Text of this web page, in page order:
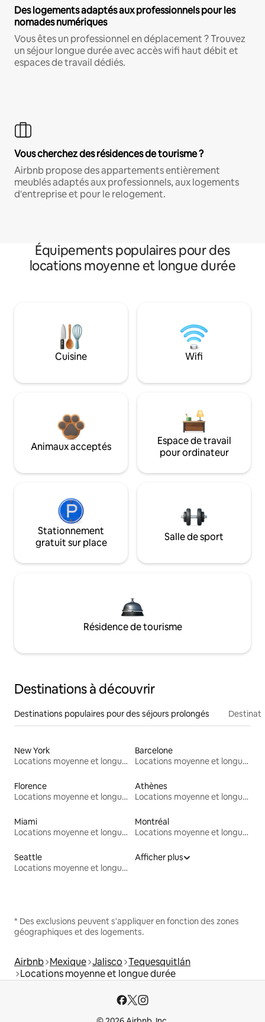
Des logements adaptés aux professionnels pour les
nomades numériques
Vous êtes un professionnel en déplacement ? Trouvez
un séjour longue durée avec accès wifi haut débit et
espaces de travail dédiés.
Vous cherchez des résidences de tourisme ?
Airbnb propose des appartements entièrement
meublés adaptés aux professionnels, aux logements
d'entreprise et pour le relogement.
Équipements populaires pour des
locations moyenne et longue durée
Cuisine Wifi
Animaux acceptés
Espace de travail
pour ordinateur
Stationnement
gratuit sur place
Salle de sport
Résidence de tourisme
Destinations à découvrir
Destinations populaires pour des séjours prolongés
New York
Locations moyenne et longue durée
Barcelone
Locations moyenne et longue durée
Florence
Locations moyenne et longue durée
Athènes
Locations moyenne et longue durée
Miami
Locations moyenne et longue durée
Montréal
Locations moyenne et longue durée
Seattle
Locations moyenne et longue durée
Afficher plus
* Des exclusions peuvent s'appliquer en fonction des zones
géographiques et des logements.
Airbnb Mexique Jalisco Tequesquitlán
Locations moyenne et longue durée